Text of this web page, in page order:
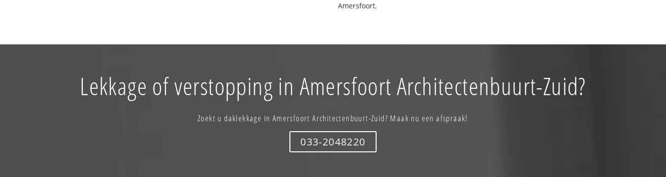
Amersfoort.
Lekkage of verstopping in Amersfoort Architectenbuurt-Zuid?
Zoekt u daklekkage in Amersfoort Architectenbuurt-Zuid? Maak nu een afspraak!
033-2048220